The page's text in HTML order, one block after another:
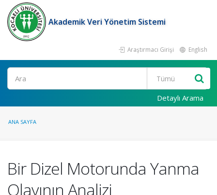
Akademik Veri Yönetim Sistemi
Araştırmacı Girişi English
Ara
Detaylı Arama
ANA SAYFA
Bir Dizel Motorunda Yanma
Olayının Analizi